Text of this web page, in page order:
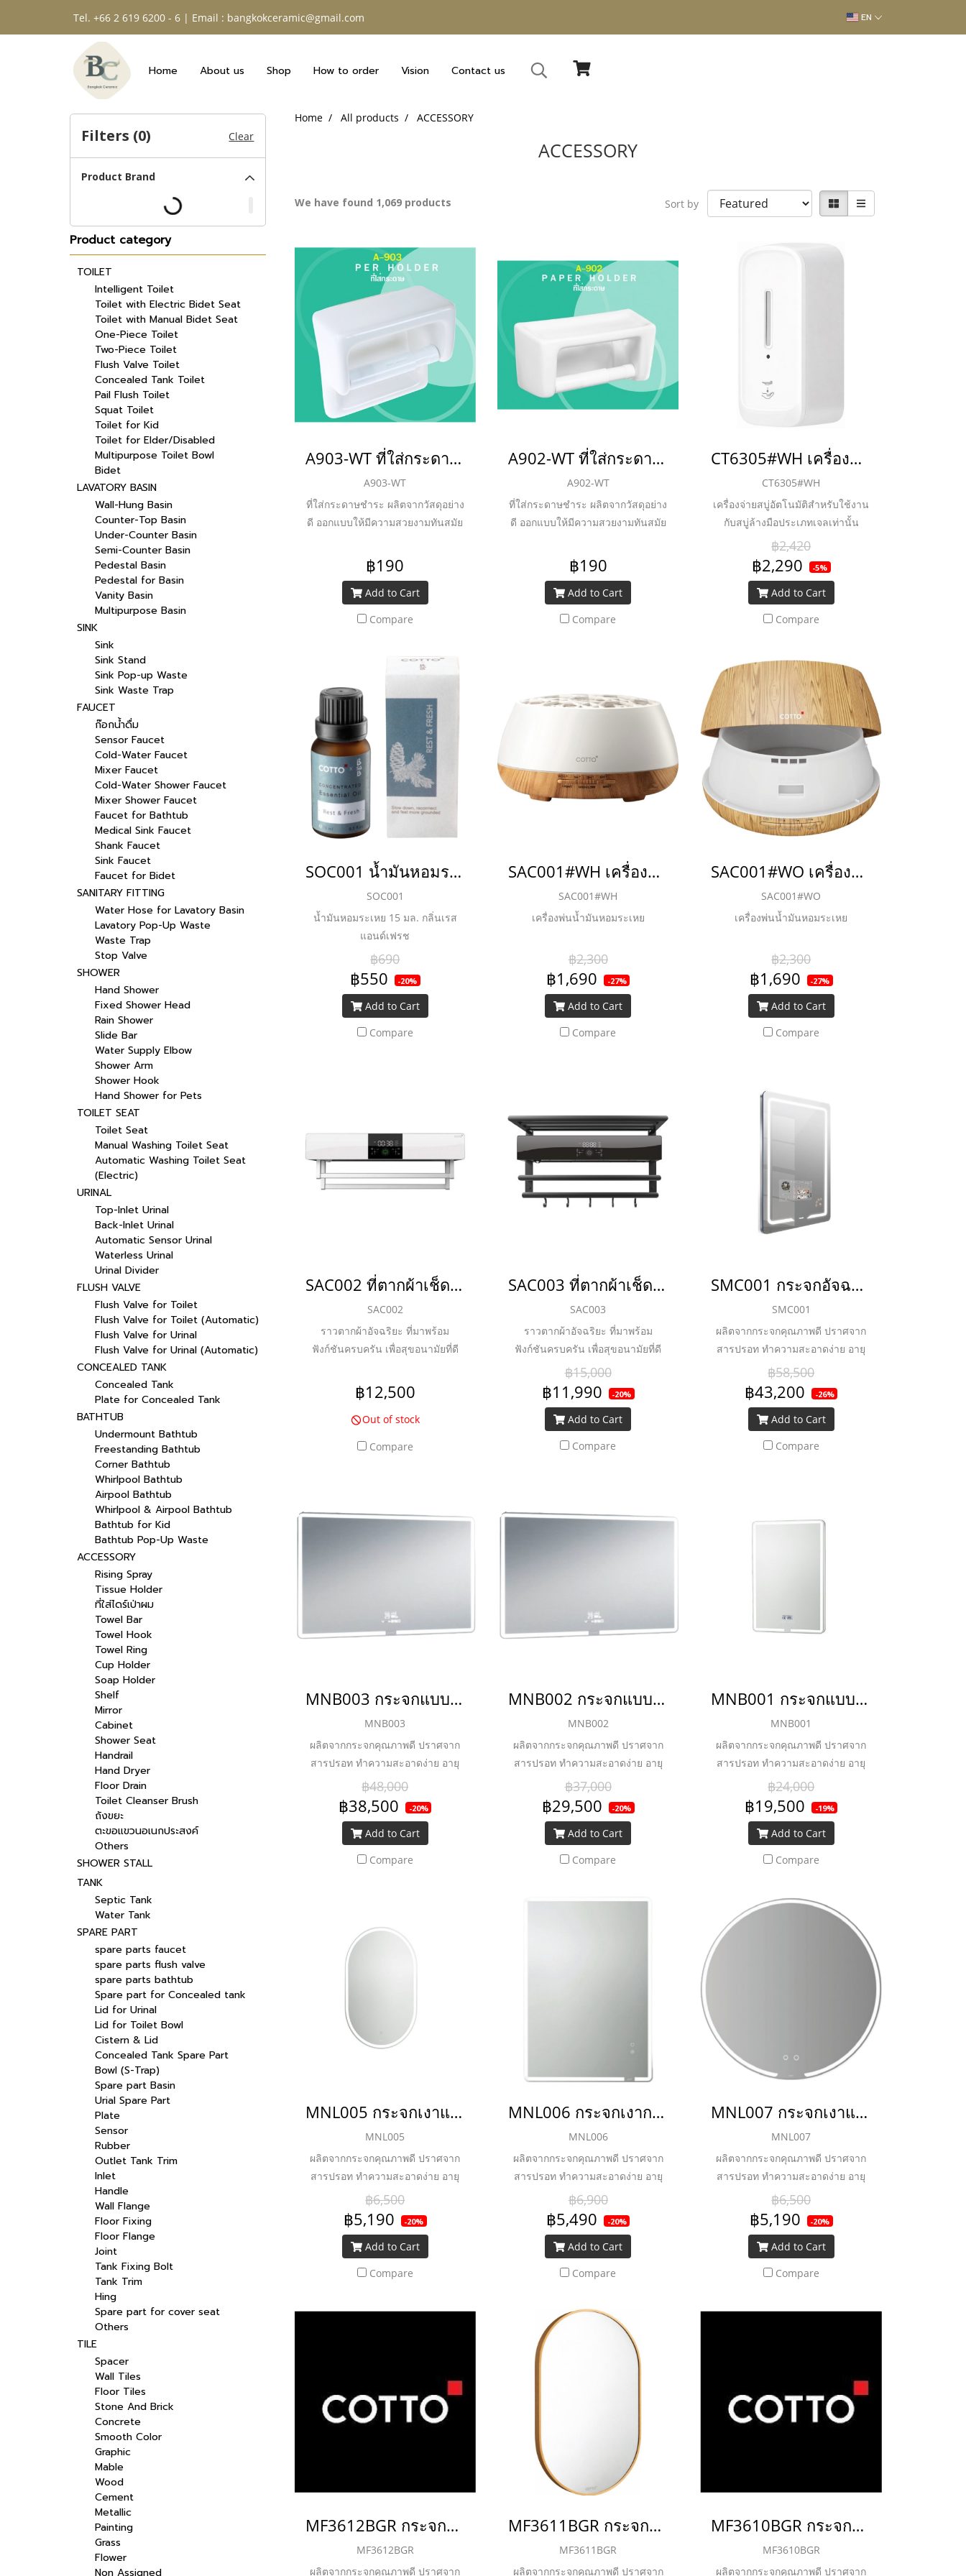
Tel. +66 2 619 6200 - 6 | Email : bangkokceramic@gmail.com EN
Home About us Shop How to order Vision Contact us
Home All products ACCESSORY
ACCESSORY
We have found 1,069 products Sort by
A903-WT ที่ใส่กระดาษ สีขาว
A903-WT
ที่ใส่กระดาษชำระ ผลิตจากวัสดุอย่าง
ดี ออกแบบให้มีความสวยงามทันสมัย
฿190
Add to Cart
Compare
A902-WT ที่ใส่กระดาษ สีขาว
A902-WT
ที่ใส่กระดาษชำระ ผลิตจากวัสดุอย่าง
ดี ออกแบบให้มีความสวยงามทันสมัย
฿190
Add to Cart
Compare
CT6305#WH เครื่องจ่ายสบู่เหลวอัตโนมัติ 1 ลิตร
CT6305#WH
เครื่องจ่ายสบู่อัตโนมัติสำหรับใช้งาน
กับสบู่ล้างมือประเภทเจลเท่านั้น
฿2,420
฿2,290 -5%
Add to Cart
Compare
SOC001 น้ำมันหอมระเหย 15 มล. กลิ่นเรสแอนด์เฟรช
SOC001
น้ำมันหอมระเหย 15 มล. กลิ่นเรส
แอนด์เฟรช
฿690
฿550 -20%
Add to Cart
Compare
SAC001#WH เครื่องพ่นน้ำมันหอมระเหย สีขาว
SAC001#WH
เครื่องพ่นน้ำมันหอมระเหย
฿2,300
฿1,690 -27%
Add to Cart
Compare
SAC001#WO เครื่องพ่นน้ำมันหอมระเหย สีไม้
SAC001#WO
เครื่องพ่นน้ำมันหอมระเหย
฿2,300
฿1,690 -27%
Add to Cart
Compare
SAC002 ที่ตากผ้าเช็ดตัว+ระบบเป่าแห้งฆ่าเชื้อ สีขาว_ยกเลิกการผลิต
SAC002
ราวตากผ้าอัจฉริยะ ที่มาพร้อม
ฟังก์ชันครบครัน เพื่อสุขอนามัยที่ดี
฿12,500
Out of stock
Compare
SAC003 ที่ตากผ้าเช็ดตัว+ระบบเป่าแห้งฆ่าเชื้อ+ชั้นวางผ้าและขอแขวน สีดำ
SAC003
ราวตากผ้าอัจฉริยะ ที่มาพร้อม
ฟังก์ชันครบครัน เพื่อสุขอนามัยที่ดี
ของทุกคนในครอบครัว
฿15,000
฿11,990 -20%
Add to Cart
Compare
SMC001 กระจกอัจฉริยะพร้อมจอTV
SMC001
ผลิตจากกระจกคุณภาพดี ปราศจาก
สารปรอท ทำความสะอาดง่าย อายุ
หลอด LED ยาวนานถึง 36,000 ชม.
และประหยัดพลังงาน ลำโพงบลูทูธ
และระบบไล่ฝ้า
฿58,500
฿43,200 -26%
Add to Cart
Compare
MNB003 กระจกแบบไม่มีกรอบพร้อมไฟ LED ลำโพงบลูทูธและระบบไล่ฝ้า รุ่น LENZO
MNB003
ผลิตจากกระจกคุณภาพดี ปราศจาก
สารปรอท ทำความสะอาดง่าย อายุ
หลอด LED ยาวนานถึง 36,000 ชม.
และประหยัดพลังงาน ลำโพงบลูทูธ
และระบบไล่ฝ้า
฿48,000
฿38,500 -20%
Add to Cart
Compare
MNB002 กระจกแบบไม่มีกรอบพร้อมไฟ LED ลำโพงบลูทูธและระบบไล่ฝ้า รุ่น LENZO
MNB002
ผลิตจากกระจกคุณภาพดี ปราศจาก
สารปรอท ทำความสะอาดง่าย อายุ
หลอด LED ยาวนานถึง 36,000 ชม.
และประหยัดพลังงาน ลำโพงบลูทูธ
และระบบไล่ฝ้า
฿37,000
฿29,500 -20%
Add to Cart
Compare
MNB001 กระจกแบบไม่มีกรอบพร้อมไฟ LED ลำโพงบลูทูธและระบบไล่ฝ้า รุ่น LENZO
MNB001
ผลิตจากกระจกคุณภาพดี ปราศจาก
สารปรอท ทำความสะอาดง่าย อายุ
หลอด LED ยาวนานถึง 36,000 ชม.
และประหยัดพลังงาน ลำโพงบลูทูธ
และระบบไล่ฝ้า
฿24,000
฿19,500 -19%
Add to Cart
Compare
MNL005 กระจกเงาแบบไม่มีกรอบพร้อมไฟ LED ระบบไล่ฝ้า 600 x 900 mm.
MNL005
ผลิตจากกระจกคุณภาพดี ปราศจาก
สารปรอท ทำความสะอาดง่าย อายุ
หลอด LED ยาวนานถึง 36,000 ชม.
และประหยัดพลังงาน
฿6,500
฿5,190 -20%
Add to Cart
Compare
MNL006 กระจกเงากรอบโลหะสีดำพร้อม ไฟ LED เปิดปิดไฟ และระบบไล่ฝ้า 1,000 x 700 mm.
MNL006
ผลิตจากกระจกคุณภาพดี ปราศจาก
สารปรอท ทำความสะอาดง่าย อายุ
หลอด LED ยาวนานถึง 36,000 ชม.
และประหยัดพลังงาน
฿6,900
฿5,490 -20%
Add to Cart
Compare
MNL007 กระจกเงาแบบไม่มีกรอบ พร้อมไฟ LED และระบบไล่ฝ้า 800 mm.
MNL007
ผลิตจากกระจกคุณภาพดี ปราศจาก
สารปรอท ทำความสะอาดง่าย อายุ
หลอด LED ยาวนานถึง 36,000 ชม.
และประหยัดพลังงาน
฿6,500
฿5,190 -20%
Add to Cart
Compare
MF3612BGR กระจกกรอบอลูมิเนียมทอง ขนาด 50x75 cm.
MF3612BGR
ผลิตจากกระจกคุณภาพดี ปราศจาก
MF3611BGR กระจกกรอบอลูมิเนียมทอง ขนาด 50x75 cm.
MF3611BGR
ผลิตจากกระจกคุณภาพดี ปราศจาก
MF3610BGR กระจกกรอบอลูมิเนียมทอง ขนาด 80x80 cm.
MF3610BGR
ผลิตจากกระจกคุณภาพดี ปราศจาก
Filters (0) Clear
Product Brand
Product category
TOILET
Intelligent Toilet
Toilet with Electric Bidet Seat
Toilet with Manual Bidet Seat
One-Piece Toilet
Two-Piece Toilet
Flush Valve Toilet
Concealed Tank Toilet
Pail Flush Toilet
Squat Toilet
Toilet for Kid
Toilet for Elder/Disabled
Multipurpose Toilet Bowl
Bidet
LAVATORY BASIN
Wall-Hung Basin
Counter-Top Basin
Under-Counter Basin
Semi-Counter Basin
Pedestal Basin
Pedestal for Basin
Vanity Basin
Multipurpose Basin
SINK
Sink
Sink Stand
Sink Pop-up Waste
Sink Waste Trap
FAUCET
ก๊อกน้ำดื่ม
Sensor Faucet
Cold-Water Faucet
Mixer Faucet
Cold-Water Shower Faucet
Mixer Shower Faucet
Faucet for Bathtub
Medical Sink Faucet
Shank Faucet
Sink Faucet
Faucet for Bidet
SANITARY FITTING
Water Hose for Lavatory Basin
Lavatory Pop-Up Waste
Waste Trap
Stop Valve
SHOWER
Hand Shower
Fixed Shower Head
Rain Shower
Slide Bar
Water Supply Elbow
Shower Arm
Shower Hook
Hand Shower for Pets
TOILET SEAT
Toilet Seat
Manual Washing Toilet Seat
Automatic Washing Toilet Seat
(Electric)
URINAL
Top-Inlet Urinal
Back-Inlet Urinal
Automatic Sensor Urinal
Waterless Urinal
Urinal Divider
FLUSH VALVE
Flush Valve for Toilet
Flush Valve for Toilet (Automatic)
Flush Valve for Urinal
Flush Valve for Urinal (Automatic)
CONCEALED TANK
Concealed Tank
Plate for Concealed Tank
BATHTUB
Undermount Bathtub
Freestanding Bathtub
Corner Bathtub
Whirlpool Bathtub
Airpool Bathtub
Whirlpool & Airpool Bathtub
Bathtub for Kid
Bathtub Pop-Up Waste
ACCESSORY
Rising Spray
Tissue Holder
ที่ใส่ไดร์เป่าผม
Towel Bar
Towel Hook
Towel Ring
Cup Holder
Soap Holder
Shelf
Mirror
Cabinet
Shower Seat
Handrail
Hand Dryer
Floor Drain
Toilet Cleanser Brush
ถังขยะ
ตะขอแขวนอเนกประสงค์
Others
SHOWER STALL
TANK
Septic Tank
Water Tank
SPARE PART
spare parts faucet
spare parts flush valve
spare parts bathtub
Spare part for Concealed tank
Lid for Urinal
Lid for Toilet Bowl
Cistern & Lid
Concealed Tank Spare Part
Bowl (S-Trap)
Spare part Basin
Urial Spare Part
Plate
Sensor
Rubber
Outlet Tank Trim
Inlet
Handle
Wall Flange
Floor Fixing
Floor Flange
Joint
Tank Fixing Bolt
Tank Trim
Hing
Spare part for cover seat
Others
TILE
Spacer
Wall Tiles
Floor Tiles
Stone And Brick
Concrete
Smooth Color
Graphic
Mable
Wood
Cement
Metallic
Painting
Grass
Flower
Non Assigned